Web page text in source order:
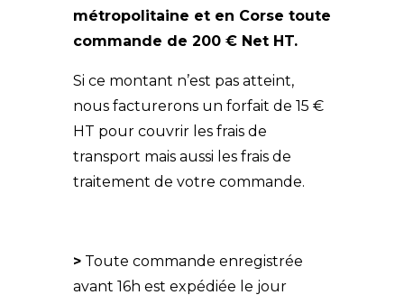
métropolitaine et en Corse toute
commande de 200 € Net HT.
Si ce montant n’est pas atteint,
nous facturerons un forfait de 15 €
HT pour couvrir les frais de
transport mais aussi les frais de
traitement de votre commande.
> Toute commande enregistrée
avant 16h est expédiée le jour